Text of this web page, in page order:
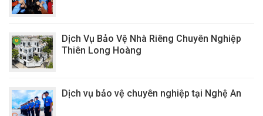
Dịch Vụ Bảo Vệ Nhà Riêng Chuyên Nghiệp
Thiên Long Hoàng
Dịch vụ bảo vệ chuyên nghiệp tại Nghệ An